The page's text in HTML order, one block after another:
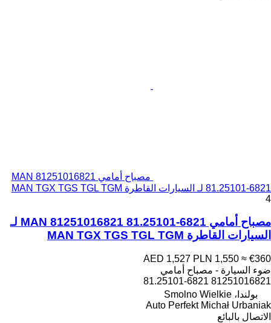
مصباح أمامي MAN 81251016821
81.25101-6821 لـ السيارات القاطرة MAN TGX TGS TGL TGM
4
مصباح أمامي MAN 81251016821 81.25101-6821 لـ
السيارات القاطرة MAN TGX TGS TGL TGM
AED 1,527 PLN 1,550 ≈ €360
ضوء السيارة - مصباح أمامي
81251016821 81.25101-6821
بولندا، Smolno Wielkie
Auto Perfekt Michał Urbaniak
الاتصال بالبائع